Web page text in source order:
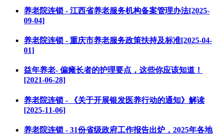
养老院连锁 - 江西省养老服务机构备案管理办法[2025-
09-04]
养老院连锁 - 重庆市养老服务政策扶持及标准[2025-04-
01]
益年养老- 偏瘫长者的护理要点，这些你应该知道！
[2021-06-28]
养老院连锁 - 《关于开展银发医养行动的通知》解读
[2025-11-06]
养老院连锁 - 31份省级政府工作报告出炉，2025年各地